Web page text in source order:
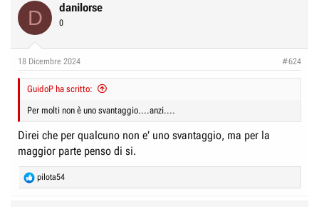
D danilorse
0
18 Dicembre 2024 #624
GuidoP ha scritto:
Per molti non è uno svantaggio....anzi....
Direi che per qualcuno non e' uno svantaggio, ma per la
maggior parte penso di si.
R
e
pilota54